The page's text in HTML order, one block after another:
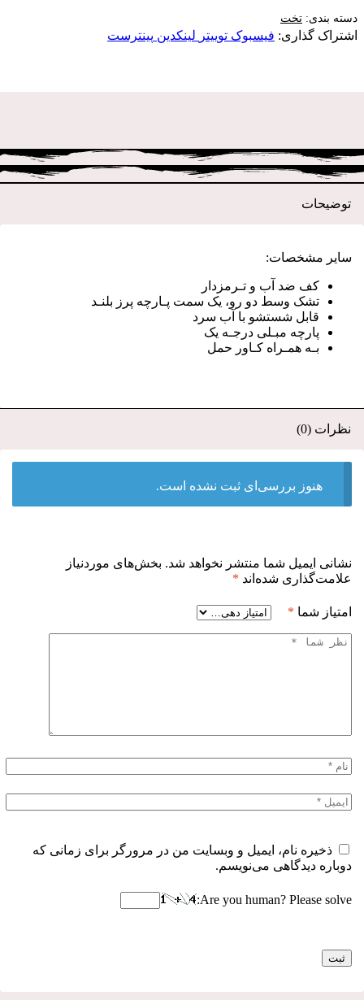
بندی:تخت
گذاری: فیسبوک توییتر لینکدین پینترست
توضیحات
سایر مشخصات:
کف ضد آب و تـرمزدار
تشک وسط دو رو، یک سمت پـارچه پرز بلنـد
قابل شستشو با آب سرد
پارچه مبـلی درجـه یک
بـه همـراه کـاور حمل
نظرات (0)
هنوز بررسی‌ای ثبت نشده است.
نشانی ایمیل شما منتشر نخواهد شد. بخش‌های موردنیاز
علامت‌گذاری شده‌اند *
امتیاز شما*
ذخیره نام، ایمیل و وبسایت من در مرورگر برای زمانی که
دوباره دیدگاهی می‌نویسم.
Are you human? Please solve: